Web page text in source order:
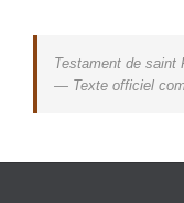
Testament de saint
— Texte officiel